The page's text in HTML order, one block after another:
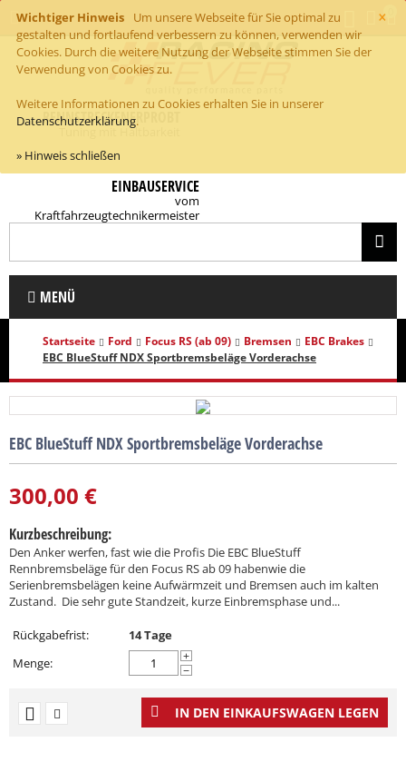
×
Wichtiger Hinweis
Um unsere Webseite für Sie optimal zu
gestalten und fortlaufend verbessern zu können, verwenden wir
Cookies. Durch die weitere Nutzung der Webseite stimmen Sie der
Verwendung von Cookies zu.
Weitere Informationen zu Cookies erhalten Sie in unserer
Datenschutzerklärung.
» Hinweis schließen
RENNSTRECKENERPROBT
Tuning mit Haltbarkeit
EINBAUSERVICE
vom
Kraftfahrzeugtechnikermeister
MENÜ
Startseite Ford Focus RS (ab 09) Bremsen
EBC Brakes
EBC BlueStuff NDX Sportbremsbeläge Vorderachse
EBC BlueStuff NDX Sportbremsbeläge Vorderachse
300,00 €
Kurzbeschreibung:
Den Anker werfen, fast wie die Profis Die EBC BlueStuff
Rennbremsbeläge für den Focus RS ab 09 habenwie die
Serienbremsbelägen keine Aufwärmzeit und Bremsen auch im kalten
Zustand. Die sehr gute Standzeit, kurze Einbremsphase und...
Rückgabefrist:
14 Tage
Menge:
+
−
IN DEN EINKAUFSWAGEN LEGEN